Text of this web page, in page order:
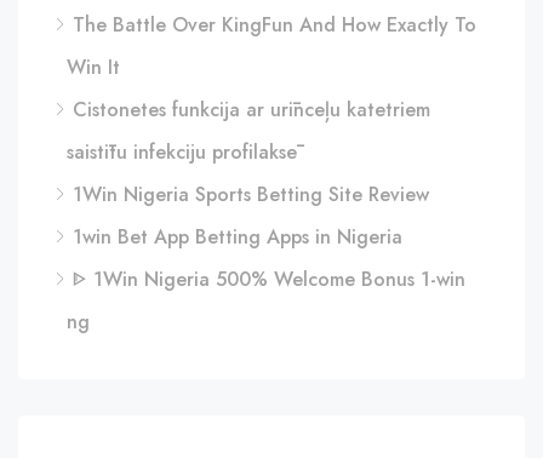
The Battle Over KingFun And How Exactly To
Win It
Cistonetes funkcija ar urīnceļu katetriem
saistītu infekciju profilaksē
1Win Nigeria Sports Betting Site Review
1win Bet App Betting Apps in Nigeria
ᐈ 1Win Nigeria 500% Welcome Bonus 1-win
ng